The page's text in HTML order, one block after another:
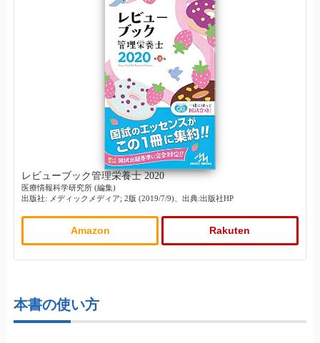
レビューブック管理栄養士 2020
医療情報科学研究所 (編集)
出版社: メディックメディア; 2版 (2019/7/9)、出典:出版社HP
Amazon Rakuten
本書の使い方